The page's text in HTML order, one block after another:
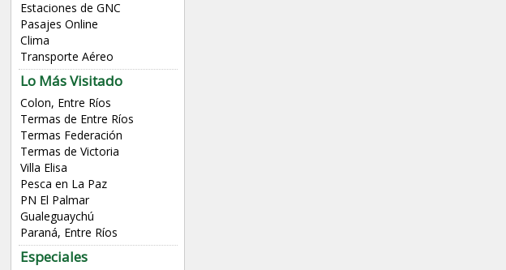
Estaciones de GNC
Pasajes Online
Clima
Transporte Aéreo
Lo Más Visitado
Colon, Entre Ríos
Termas de Entre Ríos
Termas Federación
Termas de Victoria
Villa Elisa
Pesca en La Paz
PN El Palmar
Gualeguaychú
Paraná, Entre Ríos
Especiales